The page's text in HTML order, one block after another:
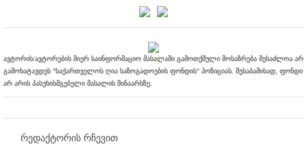
ავტორის/ავტორების მიერ საინფორმაციო მასალაში გამოთქმული მოსაზრება შესაძლოა არ
გამოხატავდეს "საქართველოს ღია საზოგადოების ფონდის" პოზიციას. შესაბამისად, ფონდი
არ არის პასუხისმგებელი მასალის შინაარსზე.
რედაქტორის რჩევით